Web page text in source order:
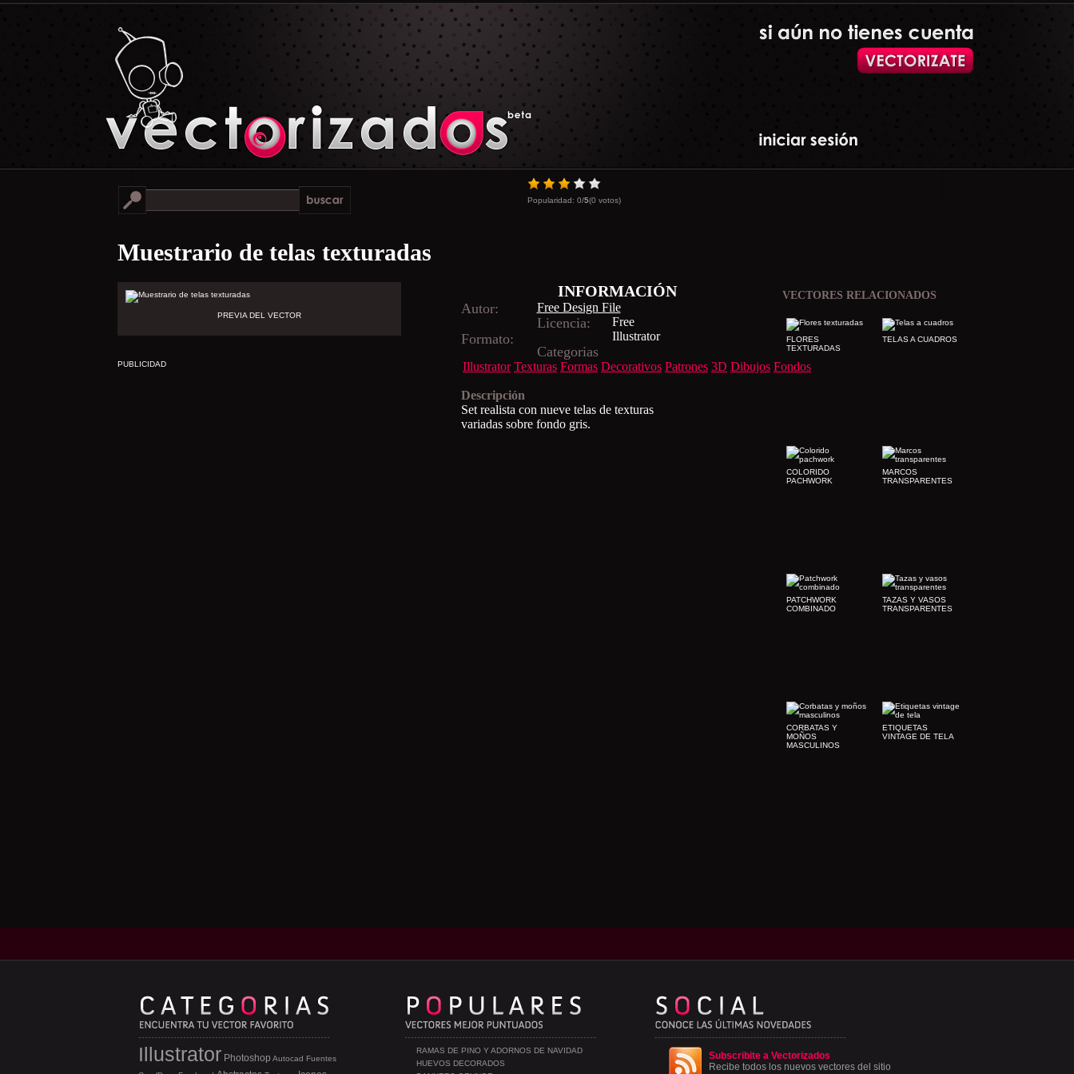
Popularidad: 0/5(0 votos)
Muestrario de telas texturadas
PREVIA DEL VECTOR
INFORMACIÓN
Autor: Free Design File
Licencia: Free
Formato: Illustrator
Categorias
Illustrator Texturas Formas Decorativos Patrones 3D Dibujos Fondos
Descripción
Set realista con nueve telas de texturas
variadas sobre fondo gris.
PUBLICIDAD
VECTORES RELACIONADOS
TELAS A CUADROS
FLORES
TEXTURADAS
MARCOS
TRANSPARENTES
COLORIDO
PACHWORK
TAZAS Y VASOS
TRANSPARENTES
PATCHWORK
COMBINADO
ETIQUETAS
VINTAGE DE TELA
CORBATAS Y
MOÑOS
MASCULINOS
Subscribite a Vectorizados
Recibe todos los nuevos vectores del sitio
RAMAS DE PINO Y ADORNOS DE NAVIDAD
HUEVOS DECORADOS
Illustrator Photoshop Autocad Fuentes